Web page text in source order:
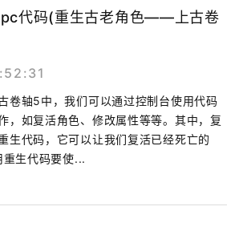
代码(重生古老角色——上古卷
卷轴5中，我们可以通过控制台使用代码
，如复活角色、修改属性等等。其中，复
生代码，它可以让我们复活已经死亡的
生代码要使...